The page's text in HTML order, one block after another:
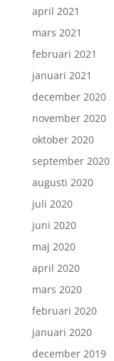
april 2021
mars 2021
februari 2021
januari 2021
december 2020
november 2020
oktober 2020
september 2020
augusti 2020
juli 2020
juni 2020
maj 2020
april 2020
mars 2020
februari 2020
januari 2020
december 2019